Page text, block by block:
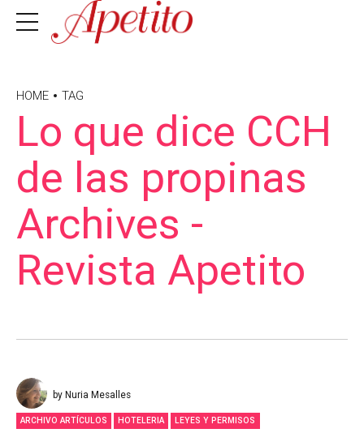
HOME TAG
Lo que dice CCH
de las propinas
Archives -
Revista Apetito
by Nuria Mesalles
ARCHIVO ARTÍCULOS HOTELERIA LEYES Y PERMISOS